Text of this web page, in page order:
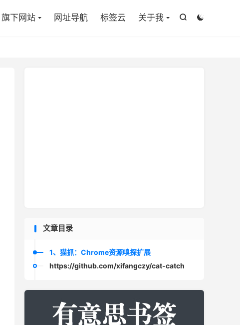


旗下网站 网址导航 标签云 关于我
文章目录
1、猫抓：Chrome资源嗅探扩展
https://github.com/xifangczy/cat-catch